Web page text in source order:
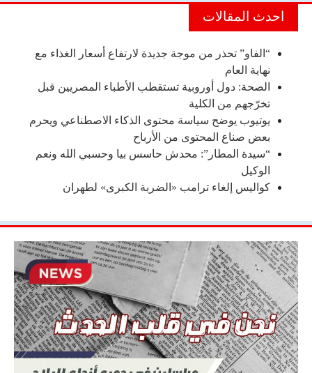
احدث المقالات
“الفاو” تحذر من موجة جديدة لارتفاع أسعار الغذاء مع
نهاية العام
الصحة: دول أوروبية تستقطب الأطباء المصريين قبل
تخرّجهم من الكلية
يوتيوب يوضح سياسة محتوى الذكاء الاصطناعي ويحرم
بعض صناع المحتوى من الأرباح
“سيدة المطار”: محدش حاسس بيا وحسبي الله ونعم
الوكيل
كواليس إلغاء ترامب «الضربة الكبرى» لطهران